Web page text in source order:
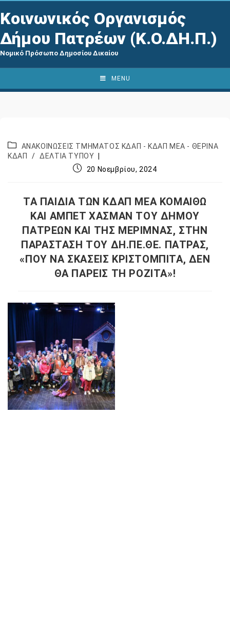
Κοινωνικός Οργανισμός
Δήμου Πατρέων (Κ.Ο.ΔΗ.Π.)
Νομικό Πρόσωπο Δημοσίου Δικαίου
MENU
ΑΝΑΚΟΙΝΩΣΕΙΣ ΤΜΗΜΑΤΟΣ ΚΔΑΠ - ΚΔΑΠ ΜΕΑ - ΘΕΡΙΝΑ
ΚΔΑΠ
/ ΔΕΛΤΙΑ ΤΥΠΟΥ
20 Νοεμβρίου, 2024
ΤΑ ΠΑΙΔΙΑ ΤΩΝ ΚΔΑΠ ΜΕΑ ΚΟΜΑΙΘΩ
ΚΑΙ ΑΜΠΕΤ ΧΑΣΜΑΝ ΤΟΥ ΔΗΜΟΥ
ΠΑΤΡΕΩΝ ΚΑΙ ΤΗΣ ΜΕΡΙΜΝΑΣ, ΣΤΗΝ
ΠΑΡΑΣΤΑΣΗ ΤΟΥ ΔΗ.ΠΕ.ΘΕ. ΠΑΤΡΑΣ,
«ΠΟΥ ΝΑ ΣΚΑΣΕΙΣ ΚΡΙΣΤΟΜΠΙΤΑ, ΔΕΝ
ΘΑ ΠΑΡΕΙΣ ΤΗ ΡΟΖΙΤΑ»!